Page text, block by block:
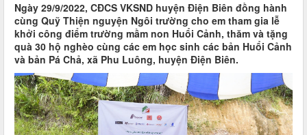
Ngày 29/9/2022, CĐCS VKSND huyện Điện Biên đồng hành
cùng Quỹ Thiện nguyện Ngôi trường cho em tham gia lễ
khởi công điểm trường mầm non Huổi Cảnh, thăm và tặng
quà 30 hộ nghèo cùng các em học sinh các bản Huổi Cảnh
và bản Pá Chả, xã Phu Luông, huyện Điện Biên.